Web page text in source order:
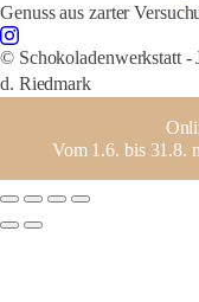
Genuss aus zarter
© Schokoladenwerkstatt -
d. Riedmark
Vom 1.6. bis 31.8.